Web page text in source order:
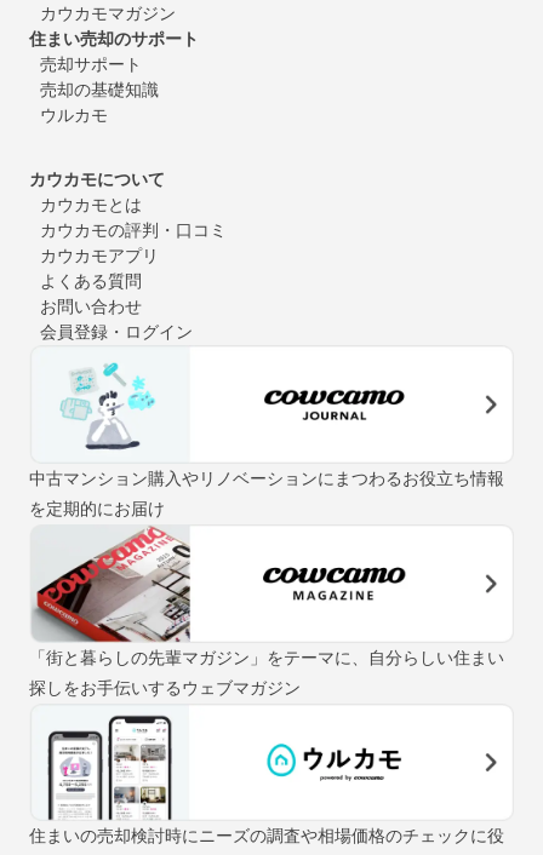
カウカモマガジン
住まい売却のサポート
売却サポート
売却の基礎知識
ウルカモ
カウカモについて
カウカモとは
カウカモの評判・口コミ
カウカモアプリ
よくある質問
お問い合わせ
会員登録・ログイン
中古マンション購入やリノベーションにまつわるお役立ち情報
を定期的にお届け
「街と暮らしの先輩マガジン」をテーマに、自分らしい住まい
探しをお手伝いするウェブマガジン
住まいの売却検討時にニーズの調査や相場価格のチェックに役